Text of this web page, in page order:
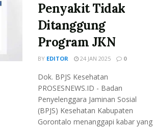
Penyakit Tidak
Ditanggung
Program JKN
BY EDITOR 24 JAN 2025 0
Dok. BPJS Kesehatan
PROSESNEWS.ID - Badan
Penyelenggara Jaminan Sosial
(BPJS) Kesehatan Kabupaten
Gorontalo menanggapi kabar yang